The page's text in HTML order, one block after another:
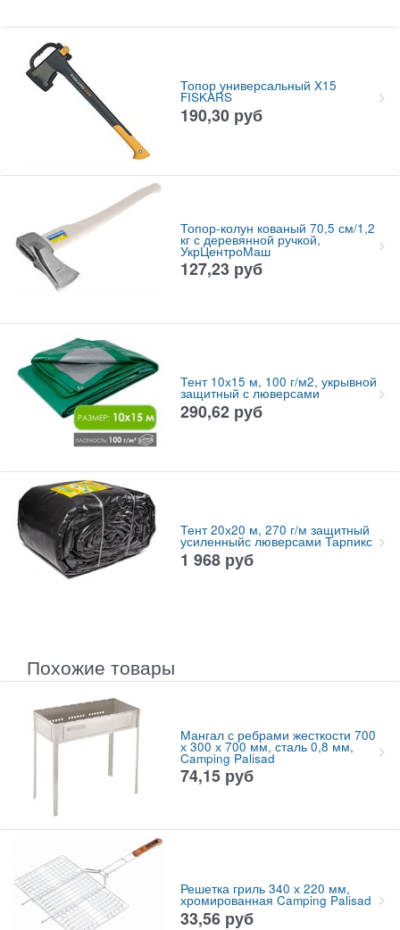
Топор универсальный X15
FISKARS
190,30 руб
Топор-колун кованый 70,5 см/1,2
кг с деревянной ручкой,
УкрЦентроМаш
127,23 руб
Тент 10х15 м, 100 г/м2, укрывной
защитный с люверсами
290,62 руб
Тент 20х20 м, 270 г/м защитный
усиленныйс люверсами Тарпикс
1 968 руб
Похожие товары
Мангал с ребрами жесткости 700
х 300 х 700 мм, сталь 0,8 мм,
Camping Palisad
74,15 руб
Решетка гриль 340 х 220 мм,
хромированная Camping Palisad
33,56 руб